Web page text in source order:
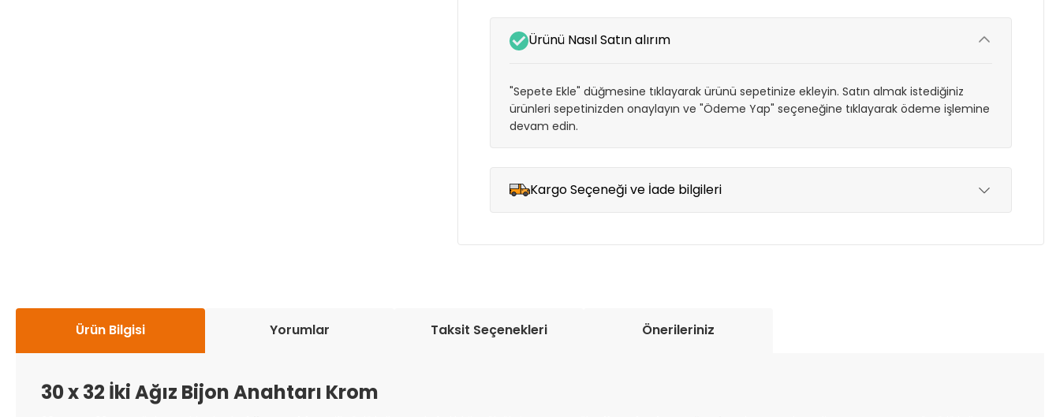
Ürünü Nasıl Satın alırım
"Sepete Ekle" düğmesine tıklayarak ürünü sepetinize ekleyin. Satın almak istediğiniz
ürünleri sepetinizden onaylayın ve "Ödeme Yap" seçeneğine tıklayarak ödeme işlemine
devam edin.
Kargo Seçeneği ve İade bilgileri
Ürün Bilgisi Yorumlar Taksit Seçenekleri Önerileriniz
30 x 32 İki Ağız Bijon Anahtarı Krom